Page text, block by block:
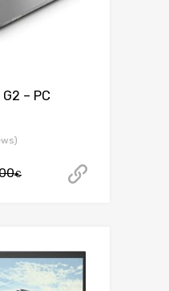
– PC
€Le
était :
1,399.00€.
Le
est :
399.00€.